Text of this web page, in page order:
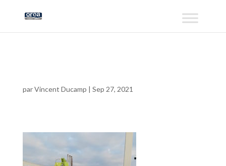
parVincent Ducamp | Sep 27, 2021